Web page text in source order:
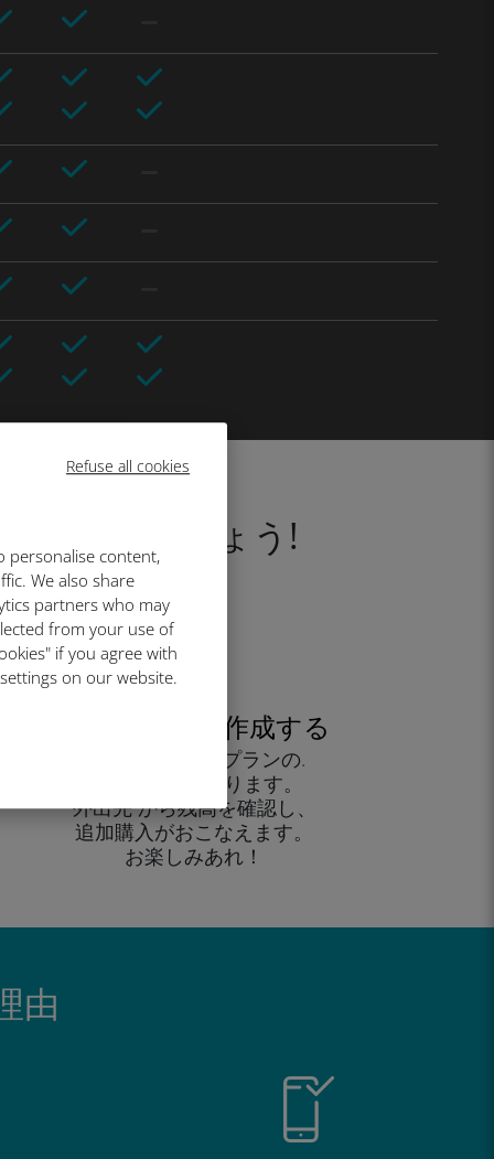
Refuse all cookies
personalise content,
We also share
partners who may
from your use of
if you agree with
on our website.
ートしましょう!
アカウントを作成する
すると、データプランの.
使用が可能となります。
外出先 から残高を確認し、
追加購入がおこなえます。
お楽しみあれ！
由